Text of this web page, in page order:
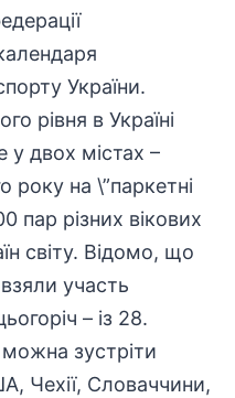
України.
рівня в Україні
двох містах –
року на \”паркетні
пар різних вікових
світу. Відомо, що
участь
– із 28.
зустріти
Чехії, Словаччини,